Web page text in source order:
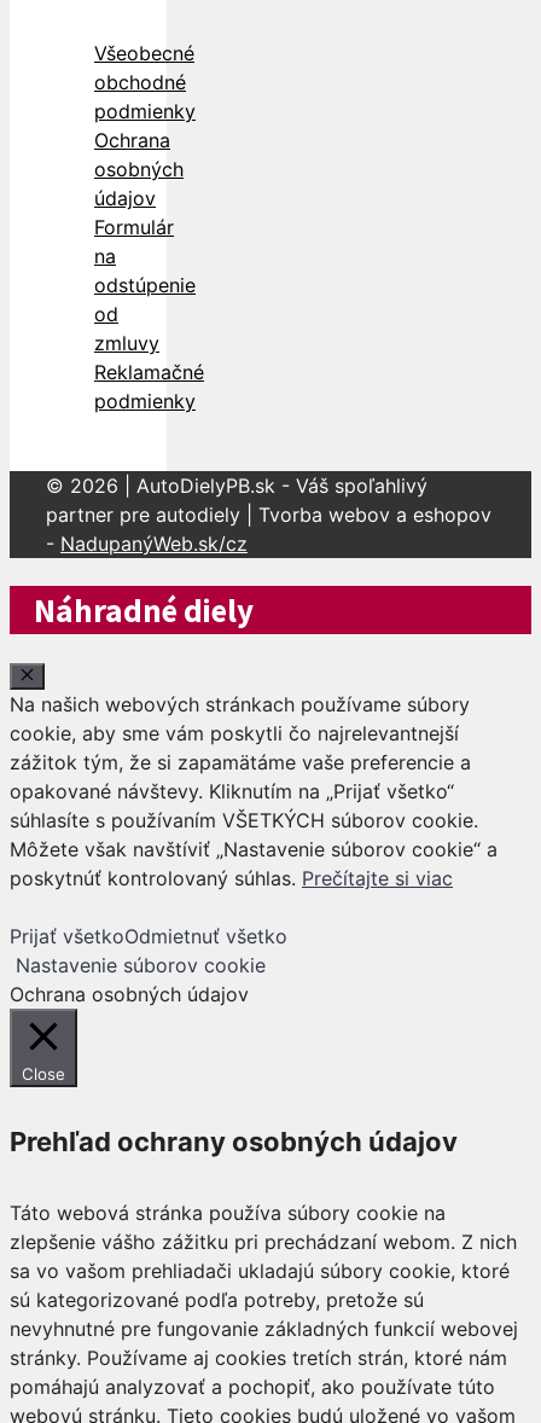
Všeobecné
obchodné
podmienky
Ochrana
osobných
údajov
Formulár
na
odstúpenie
od
zmluvy
Reklamačné
podmienky
© 2026 | AutoDielyPB.sk - Váš spoľahlivý
partner pre autodiely | Tvorba webov a eshopov
- NadupanýWeb.sk/cz
Náhradné diely
Close
Na našich webových stránkach používame súbory
cookie, aby sme vám poskytli čo najrelevantnejší
zážitok tým, že si zapamätáme vaše preferencie a
opakované návštevy. Kliknutím na „Prijať všetko“
súhlasíte s používaním VŠETKÝCH súborov cookie.
Môžete však navštíviť „Nastavenie súborov cookie“ a
poskytnúť kontrolovaný súhlas. Prečítajte si viac
Prijať všetkoOdmietnuť všetko
Nastavenie súborov cookie
Ochrana osobných údajov
Close
Prehľad ochrany osobných údajov
Táto webová stránka používa súbory cookie na
zlepšenie vášho zážitku pri prechádzaní webom. Z nich
sa vo vašom prehliadači ukladajú súbory cookie, ktoré
sú kategorizované podľa potreby, pretože sú
nevyhnutné pre fungovanie základných funkcií webovej
stránky. Používame aj cookies tretích strán, ktoré nám
pomáhajú analyzovať a pochopiť, ako používate túto
webovú stránku. Tieto cookies budú uložené vo vašom